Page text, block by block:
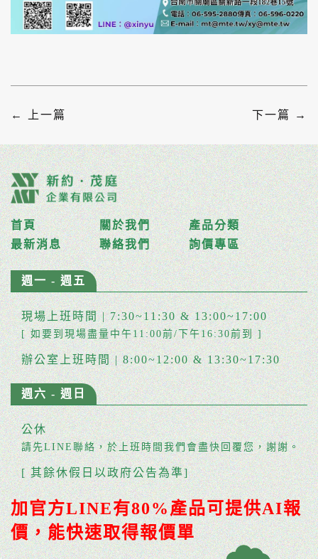
← 上一篇 下一篇 →
首頁 關於我們
產品分類
最新消息
聯絡我們 詢價專區
週一 - 週五
現場上班時間 | 7:30~11:30 & 13:00~17:00
[ 如要到現場盡量中午11:00前/下午16:30前到 ]
辦公室上班時間 | 8:00~12:00 & 13:30~17:30
週六 - 週日
公休
請先LINE聯絡，於上班時間我們會盡快回覆您，謝謝。
[ 其餘休假日以政府公告為準]
加官方LINE有80%產品可提供AI報
價，能快速取得報價單